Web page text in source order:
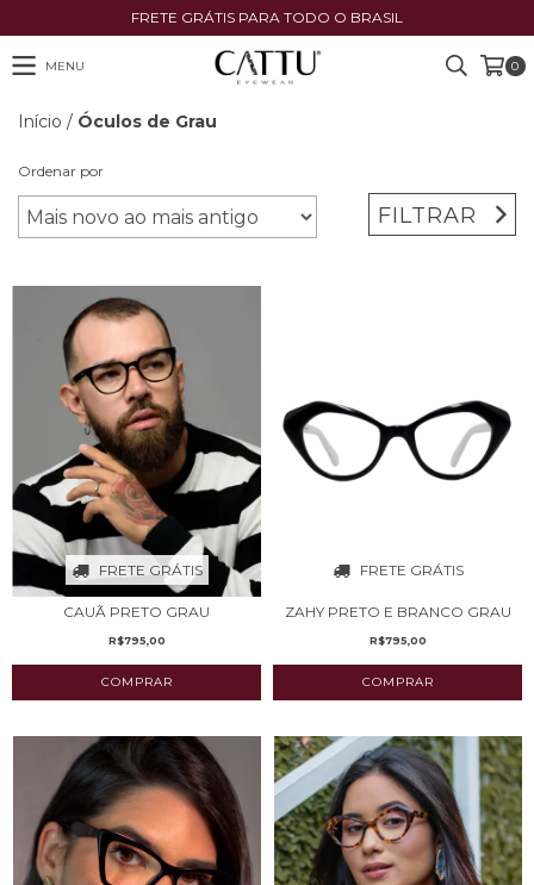
FRETE GRÁTIS PARA TODO O BRASIL
MENU 0
Início / Óculos de Grau
Ordenar por
FILTRAR
FRETE GRÁTIS
CAUÃ PRETO GRAU
R$795,00
FRETE GRÁTIS
ZAHY PRETO E BRANCO GRAU
R$795,00